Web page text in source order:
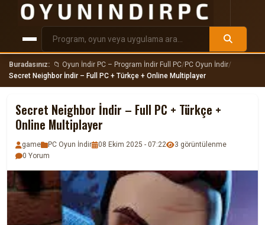
Buradasınız: 📁 Oyun İndir PC – Program İndir Full PC/PC Oyun İndir/
Secret Neighbor İndir – Full PC + Türkçe + Online Multiplayer
Secret Neighbor İndir – Full PC + Türkçe +
Online Multiplayer
game PC Oyun İndir 08 Ekim 2025 - 07:22
3 görüntülenme
0 Yorum